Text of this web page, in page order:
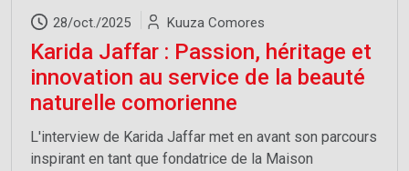
28/oct./2025 Kuuza Comores
Karida Jaffar : Passion, héritage et
innovation au service de la beauté
naturelle comorienne
L'interview de Karida Jaffar met en avant son parcours
inspirant en tant que fondatrice de la Maison